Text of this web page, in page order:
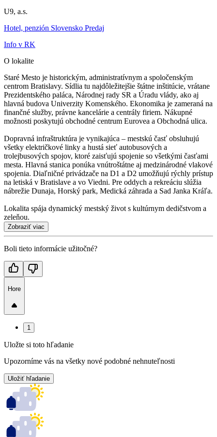
U9, a.s.
Hotel, penzión Slovensko Predaj
Info v RK
O lokalite
Staré Mesto je historickým, administratívnym a spoločenským
centrom Bratislavy. Sídlia tu najdôležitejšie štátne inštitúcie, vrátane
Prezidentského paláca, Národnej rady SR a Úradu vlády, ako aj
hlavná budova Univerzity Komenského. Ekonomika je zameraná na
finančné služby, právne kancelárie a centrály firiem. Nákupné
možnosti poskytujú obchodné centrum Eurovea a Obchodná ulica.
Dopravná infraštruktúra je vynikajúca – mestskú časť obsluhujú
všetky električkové linky a hustá sieť autobusových a
trolejbusových spojov, ktoré zaisťujú spojenie so všetkými časťami
mesta. Hlavná stanica ponúka vnútroštátne aj medzinárodné vlakové
spojenia. Diaľničné privádzače na D1 a D2 umožňujú rýchly prístup
na letiská v Bratislave a vo Viedni. Pre oddych a rekreáciu slúžia
nábrežie Dunaja, Horský park, Medická záhrada a Sad Janka Kráľa.
Lokalita spája dynamický mestský život s kultúrnym dedičstvom a
zeleňou.
Zobraziť viac
Boli tieto informácie užitočné?
Hore
1
Uložte si toto hľadanie
Upozorníme vás na všetky nové podobné nehnuteľnosti
Uložiť hľadanie